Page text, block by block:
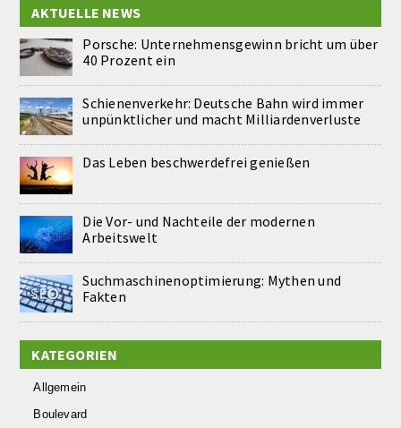
AKTUELLE NEWS
Porsche: Unternehmensgewinn bricht um über
40 Prozent ein
Schienenverkehr: Deutsche Bahn wird immer
unpünktlicher und macht Milliardenverluste
Das Leben beschwerdefrei genießen
Die Vor- und Nachteile der modernen
Arbeitswelt
Suchmaschinenoptimierung: Mythen und
Fakten
KATEGORIEN
Allgemein
Boulevard